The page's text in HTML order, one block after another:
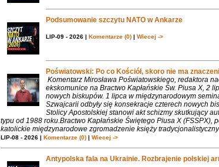
Podsumowanie szczytu NATO w Ankarze
LIP-09 - 2026 | Komentarze (0)| Wiecej ->
Poświatowski: Po co Kościół, skoro nie ma
Komentarz Mirosława Poświatowskiego, redaktora
ekskomunice na Bractwo Kapłańskie Św. Piusa X, 2
nowych biskupów. 1 lipca w międzynarodowym
Szwajcarii odbyły się konsekracje czterech nowych
Stolicy Apostolskiej stanowi akt schizmy skutkujący
typu od 1988 roku.Bractwo Kapłańskie Świętego Piusa X (FSSPX),
katolickie międzynarodowe zgromadzenie księży
LIP-08 - 2026 | Komentarze (0)| Wiecej ->
Antypolska fala na Ukrainie. Rozbrajenie polskiej